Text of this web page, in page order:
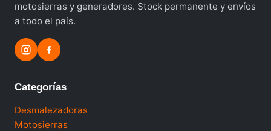
motosierras y generadores. Stock permanente y envíos
a todo el país.
Categorías
Desmalezadoras
Motosierras